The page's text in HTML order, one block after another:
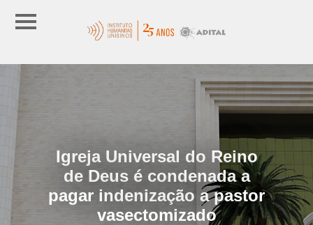
Igreja Universal do Reino
de Deus é condenada a
pagar indenização a pastor
vasectomizado